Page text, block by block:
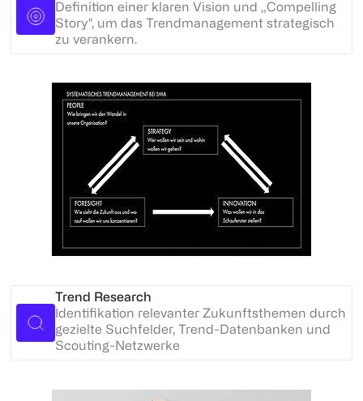
Definition einer klaren Vision und „Compelling
Story", um das Trendmanagement strategisch
zu verankern.
Trend Research
Identifikation relevanter Zukunftsthemen durch
gezielte Suchfelder, Trend-Datenbanken und
Scouting-Netzwerke